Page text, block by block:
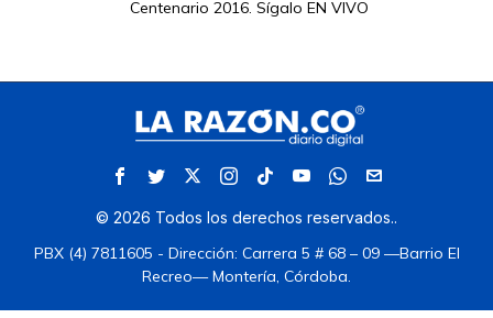
Centenario 2016. Sígalo EN VIVO
© 2026 Todos los derechos reservados..
PBX (4) 7811605 - Dirección: Carrera 5 # 68 – 09 —Barrio El
Recreo— Montería, Córdoba.